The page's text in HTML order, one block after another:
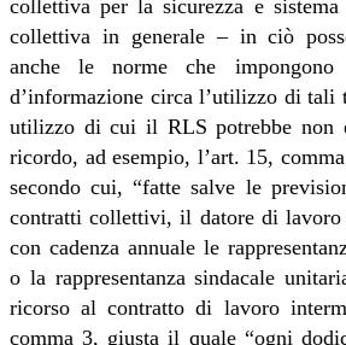
collettiva per la sicurezza e sistema
collettiva in generale – in ciò
anche le norme che
d’informazione circa l’utilizzo di tali
utilizzo di cui il RLS potrebbe non
ricordo, ad esempio, l’art. 15,
secondo cui, “fatte salve le
contratti collettivi, il datore di lavoro
con cadenza annuale le
o la rappresentanza sindacale
ricorso al contratto di lavoro
comma 3, giusta il quale “ogni